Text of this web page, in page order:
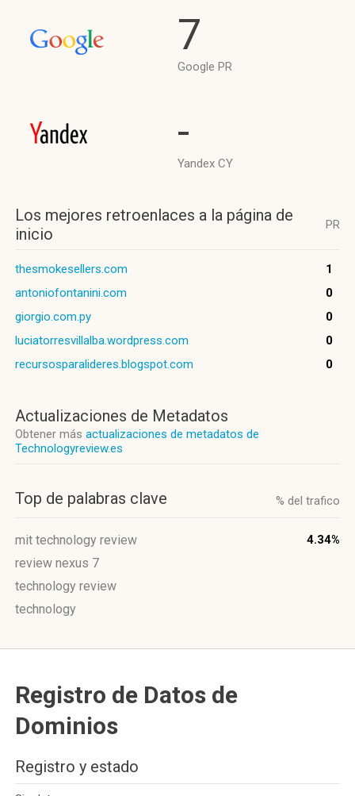
7
Google PR
-
Yandex CY
Los mejores retroenlaces a la página de
inicio
PR
thesmokesellers.com
1
antoniofontanini.com
0
giorgio.com.py
0
luciatorresvillalba.wordpress.com
0
recursosparalideres.blogspot.com
0
Actualizaciones de Metadatos
Obtener más actualizaciones de metadatos de
Technologyreview.es
Top de palabras clave % del trafico
mit technology review 4.34%
review nexus 7
technology review
technology
Registro de Datos de
Dominios
Registro y estado